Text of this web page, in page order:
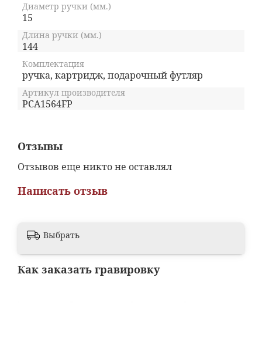
Диаметр ручки (мм.)
15
Длина ручки (мм.)
144
Комплектация
ручка, картридж, подарочный футляр
Артикул производителя
PCA1564FP
Отзывы
Отзывов еще никто не оставлял
Написать отзыв
Выбрать
Как заказать гравировку